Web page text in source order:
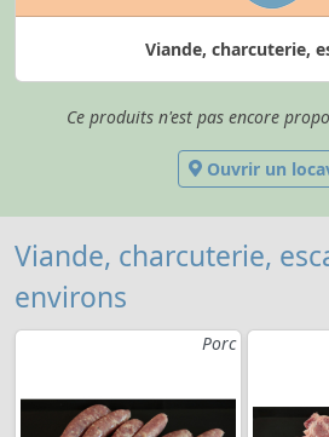
Viande, charcuterie,
Ce produits n'est pas encore
Ouvrir un
Viande, charcuterie,
environs
Porc